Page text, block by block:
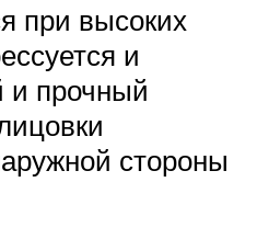
при высоких
и
и прочный
стороны